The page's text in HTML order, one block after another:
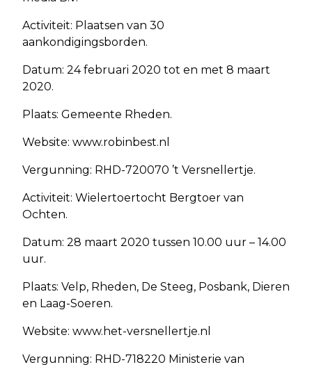
Activiteit: Plaatsen van 30
aankondigingsborden.
Datum: 24 februari 2020 tot en met 8 maart
2020.
Plaats: Gemeente Rheden.
Website: www.robinbest.nl
Vergunning: RHD-720070 ’t Versnellertje.
Activiteit: Wielertoertocht Bergtoer van
Ochten.
Datum: 28 maart 2020 tussen 10.00 uur – 14.00
uur.
Plaats: Velp, Rheden, De Steeg, Posbank, Dieren
en Laag-Soeren.
Website: www.het-versnellertje.nl
Vergunning: RHD-718220 Ministerie van